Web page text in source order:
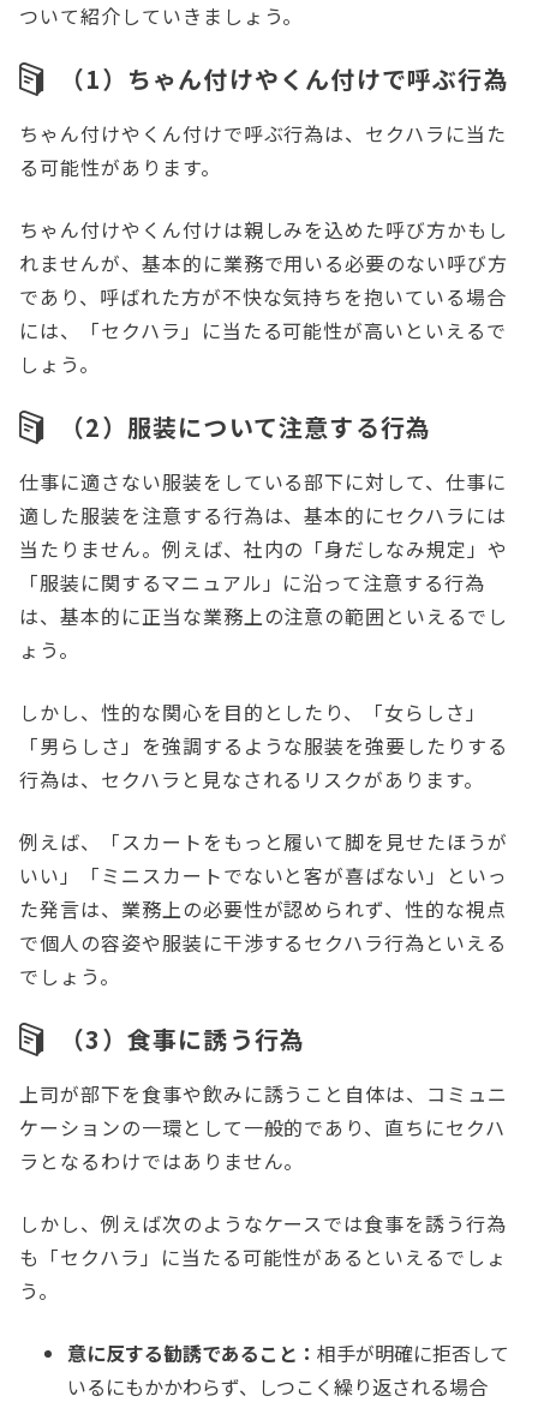
ついて紹介していきましょう。
（1）ちゃん付けやくん付けで呼ぶ行為
ちゃん付けやくん付けで呼ぶ行為は、セクハラに当た
る可能性があります。
ちゃん付けやくん付けは親しみを込めた呼び方かもし
れませんが、基本的に業務で用いる必要のない呼び方
であり、呼ばれた方が不快な気持ちを抱いている場合
には、「セクハラ」に当たる可能性が高いといえるで
しょう。
（2）服装について注意する行為
仕事に適さない服装をしている部下に対して、仕事に
適した服装を注意する行為は、基本的にセクハラには
当たりません。例えば、社内の「身だしなみ規定」や
「服装に関するマニュアル」に沿って注意する行為
は、基本的に正当な業務上の注意の範囲といえるでし
ょう。
しかし、性的な関心を目的としたり、「女らしさ」
「男らしさ」を強調するような服装を強要したりする
行為は、セクハラと見なされるリスクがあります。
例えば、「スカートをもっと履いて脚を見せたほうが
いい」「ミニスカートでないと客が喜ばない」といっ
た発言は、業務上の必要性が認められず、性的な視点
で個人の容姿や服装に干渉するセクハラ行為といえる
でしょう。
（3）食事に誘う行為
上司が部下を食事や飲みに誘うこと自体は、コミュニ
ケーションの一環として一般的であり、直ちにセクハ
ラとなるわけではありません。
しかし、例えば次のようなケースでは食事を誘う行為
も「セクハラ」に当たる可能性があるといえるでしょ
う。
意に反する勧誘であること： 相手が明確に拒否して
いるにもかかわらず、しつこく繰り返される場合